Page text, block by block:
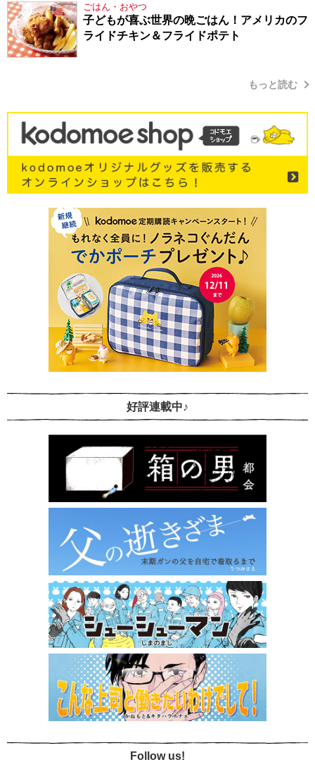
ごはん・おやつ
子どもが喜ぶ世界の晩ごはん！アメリカのフ
ライドチキン＆フライドポテト
もっと読む
好評連載中♪
Follow us!